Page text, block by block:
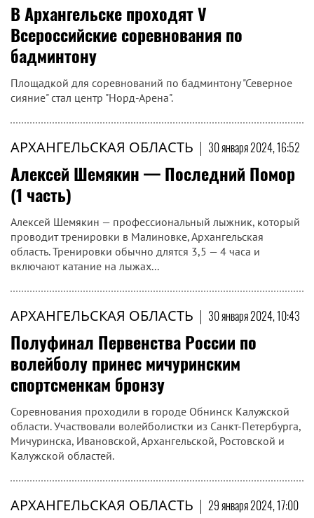
В Архангельске проходят V
Всероссийские соревнования по
бадминтону
Площадкой для соревнований по бадминтону "Северное
сияние" стал центр "Норд-Арена".
АРХАНГЕЛЬСКАЯ ОБЛАСТЬ | 30 января 2024, 16:52
Алексей Шемякин — Последний Помор
(1 часть)
Алексей Шемякин — профессиональный лыжник, который
проводит тренировки в Малиновке, Архангельская
область. Тренировки обычно длятся 3,5 — 4 часа и
включают катание на лыжах...
АРХАНГЕЛЬСКАЯ ОБЛАСТЬ | 30 января 2024, 10:43
Полуфинал Первенства России по
волейболу принес мичуринским
спортсменкам бронзу
Соревнования проходили в городе Обнинск Калужской
области. Участвовали волейболистки из Санкт-Петербурга,
Мичуринска, Ивановской, Архангельской, Ростовской и
Калужской областей.
АРХАНГЕЛЬСКАЯ ОБЛАСТЬ | 29 января 2024, 17:00